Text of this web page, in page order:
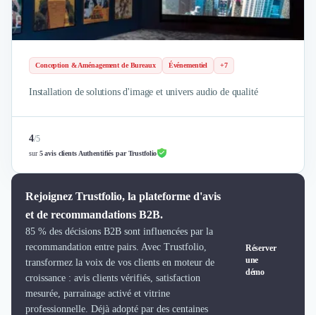
Publicité
Communication
Veille commerciale
Études Marketing
Présentations PowerPoint
SMS Marketing
Email Marketing
Logiciel Marketing
Logiciel Commercial
Assurance
Expertise Comptable
Levée de fonds
Droit des Affaires
Conception & Aménagement de Bureaux Événementiel +7
Installation de solutions d'image et univers audio de qualité
4/5
sur5 avis clients Authentifiés par Trustfolio
Rejoignez Trustfolio, la plateforme d'avis
et de recommandations B2B.
85 % des décisions B2B sont influencées par la
recommandation entre pairs. Avec Trustfolio,
transformez la voix de vos clients en moteur de
croissance : avis clients vérifiés, satisfaction
mesurée, parrainage activé et vitrine
professionnelle. Déjà adopté par des centaines
Réserver
une
démo